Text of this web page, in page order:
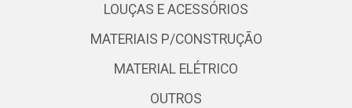
LOUÇAS E ACESSÓRIOS
MATERIAIS P/CONSTRUÇÃO
MATERIAL ELÉTRICO
OUTROS